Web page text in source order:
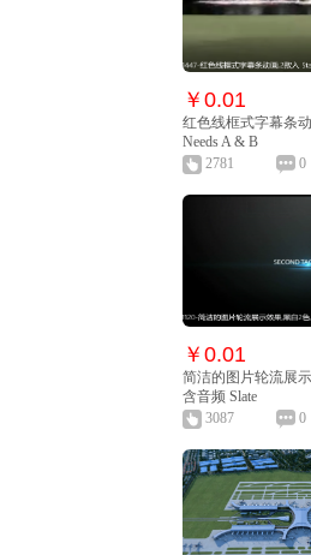
￥0.01
红色线框式字幕条
Needs A & B
2781
0
￥0.01
简洁的图片轮流展
含音频 Slate
3087
0